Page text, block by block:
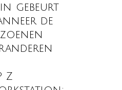
gebeurt
de
Z